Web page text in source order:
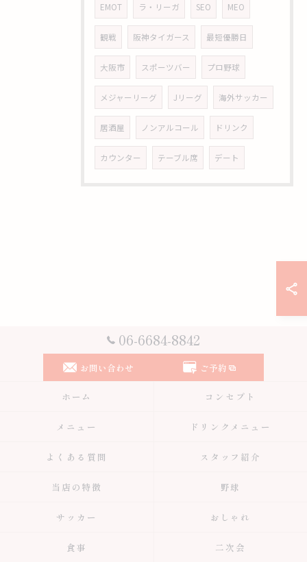
EMOT ラ・リーガ SEO MEO
観戦 阪神タイガース 最短優勝日
大阪市 スポーツバー プロ野球
メジャーリーグ Jリーグ 海外サッカー
居酒屋 ノンアルコール ドリンク
カウンター テーブル席 デート
06-6684-8842
お問い合わせ ご予約
ホーム コンセプト
メニュー ドリンクメニュー
よくある質問 スタッフ紹介
当店の特徴 野球
サッカー おしゃれ
食事 二次会